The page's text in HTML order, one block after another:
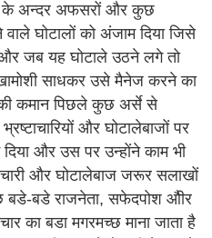
के अन्दर अफसरों और कुछ
घोटालों को अंजाम दिया जिसे
जब यह घोटाले उठने लगे तो
साधकर उसे मैनेज करने का
कमान पिछले कुछ अर्से से
और घोटालेबाजों पर
और उस पर उन्होंने काम भी
और घोटालेबाज जरूर सलाखों
बडे राजनेता, सफेदपोश औीर
का बडा मगरमच्छ माना जाता है